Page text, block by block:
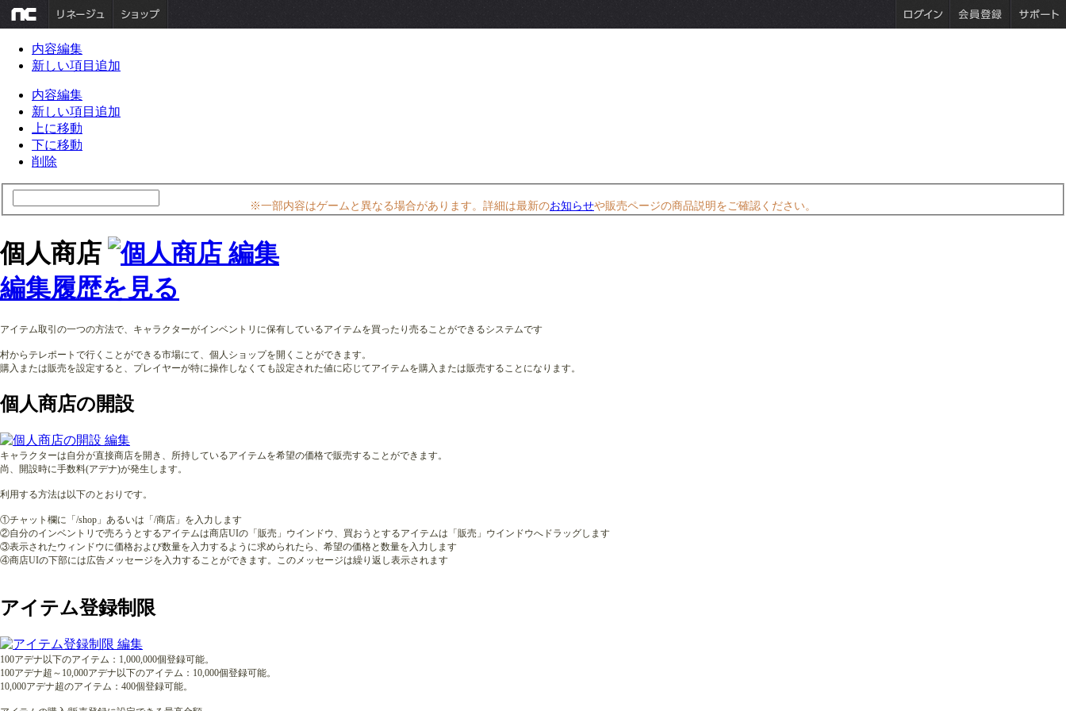
内容編集
新しい項目追加
内容編集
新しい項目追加
上に移動
下に移動
削除
※一部内容はゲームと異なる場合があります。詳細は最新のお知らせや販売ページの商品説明をご確認ください。
個人商店
編集履歴を見る
アイテム取引の一つの方法で、キャラクターがインベントリに保有しているアイテムを買ったり売ることができるシステムです
村からテレポートで行くことができる市場にて、個人ショップを開くことができます。
購入または販売を設定すると、プレイヤーが特に操作しなくても設定された値に応じてアイテムを購入または販売することになります。
個人商店の開設
キャラクターは自分が直接商店を開き、所持しているアイテムを希望の価格で販売することができます。
尚、開設時に手数料(アデナ)が発生します。
利用する方法は以下のとおりです。
①チャット欄に「/shop」あるいは「/商店」を入力します
②自分のインベントリで売ろうとするアイテムは商店UIの「販売」ウインドウ、買おうとするアイテムは「販売」ウインドウへドラッグします
③表示されたウィンドウに価格および数量を入力するように求められたら、希望の価格と数量を入力します
④商店UIの下部には広告メッセージを入力することができます。このメッセージは繰り返し表示されます
アイテム登録制限
100アデナ以下のアイテム：1,000,000個登録可能。
100アデナ超～10,000アデナ以下のアイテム：10,000個登録可能。
10,000アデナ超のアイテム：400個登録可能。